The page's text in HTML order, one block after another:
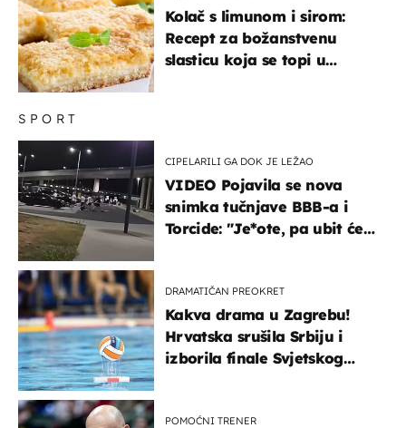
SPORT
CIPELARILI GA DOK JE LEŽAO
VIDEO Pojavila se nova
snimka tučnjave BBB-a i
Torcide: "Je*ote, pa ubit će
DRAMATIČAN PREOKRET
Kakva drama u Zagrebu!
Hrvatska srušila Srbiju i
izborila finale Svjetskog
POMOĆNI TRENER
Kolač s limunom i sirom:
Recept za božanstvenu
slasticu koja se topi u